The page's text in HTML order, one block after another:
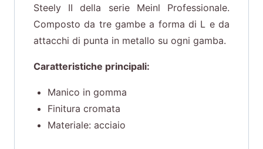
Steely II della serie Meinl Professionale.
Composto da tre gambe a forma di L e da
attacchi di punta in metallo su ogni gamba.
Caratteristiche principali:
Manico in gomma
Finitura cromata
Materiale: acciaio